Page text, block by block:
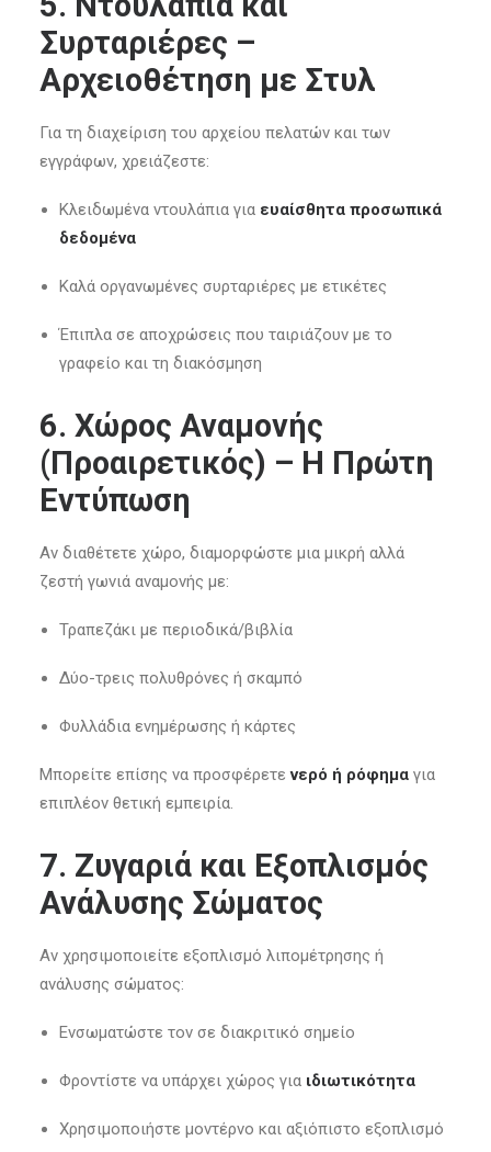
Συρταριέρες –
Αρχειοθέτηση με Στυλ
Για τη διαχείριση του αρχείου πελατών και των
εγγράφων, χρειάζεστε:
Κλειδωμένα ντουλάπια για ευαίσθητα προσωπικά
δεδομένα
Καλά οργανωμένες συρταριέρες με ετικέτες
Έπιπλα σε αποχρώσεις που ταιριάζουν με το
γραφείο και τη διακόσμηση
6. Χώρος Αναμονής
(Προαιρετικός) – Η Πρώτη
Εντύπωση
Αν διαθέτετε χώρο, διαμορφώστε μια μικρή αλλά
ζεστή γωνιά αναμονής με:
Τραπεζάκι με περιοδικά/βιβλία
Δύο-τρεις πολυθρόνες ή σκαμπό
Φυλλάδια ενημέρωσης ή κάρτες
Μπορείτε επίσης να προσφέρετενερό ή ρόφημα για
επιπλέον θετική εμπειρία.
7. Ζυγαριά και Εξοπλισμός
Ανάλυσης Σώματος
Αν χρησιμοποιείτε εξοπλισμό λιπομέτρησης ή
ανάλυσης σώματος:
Ενσωματώστε τον σε διακριτικό σημείο
Φροντίστε να υπάρχει χώρος για ιδιωτικότητα
Χρησιμοποιήστε μοντέρνο και αξιόπιστο εξοπλισμό